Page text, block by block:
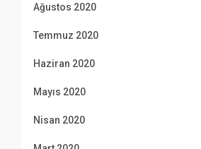
Ağustos 2020
Temmuz 2020
Haziran 2020
Mayıs 2020
Nisan 2020